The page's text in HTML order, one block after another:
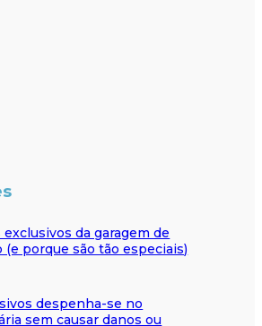
da garagem de
(e porque são tão especiais)
despenha-se no
sem causar danos ou